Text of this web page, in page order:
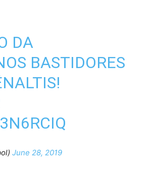
DA
BASTIDORES
June 28, 2019